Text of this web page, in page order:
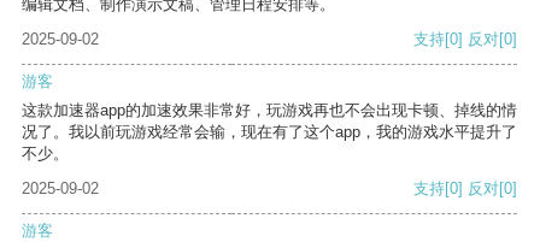
编辑文档、制作演示文稿、管理日程安排等。
2025-09-02
支持[0] 反对[0]
游客
这款加速器app的加速效果非常好，玩游戏再也不会出现卡顿、掉线的情
况了。我以前玩游戏经常会输，现在有了这个app，我的游戏水平提升了
不少。
2025-09-02
支持[0] 反对[0]
游客